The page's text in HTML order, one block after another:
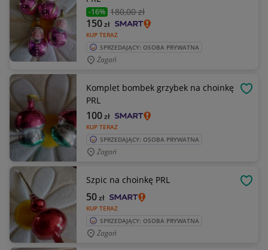
-16% 180,00 zł
KUP TERAZ
150zł
SPRZEDAJĄCY: OSOBA PRYWATNA
Żagań
Komplet bombek grzybek na choinkę
PRL
KUP TERAZ
100zł
SPRZEDAJĄCY: OSOBA PRYWATNA
Żagań
Szpic na choinkę PRL
KUP TERAZ
50zł
SPRZEDAJĄCY: OSOBA PRYWATNA
Żagań